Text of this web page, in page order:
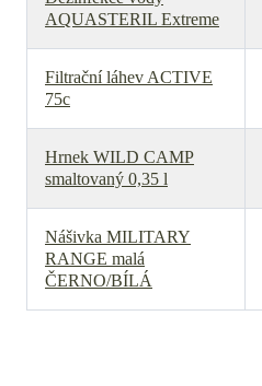
AQUASTERIL Extreme
Filtrační láhev ACTIVE
75c
Hrnek WILD CAMP
smaltovaný 0,35 l
Nášivka MILITARY
RANGE malá
ČERNO/BÍLÁ